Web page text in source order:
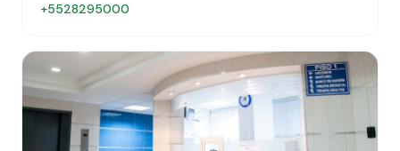
+5528295000